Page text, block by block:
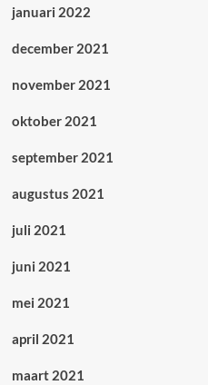
januari 2022
december 2021
november 2021
oktober 2021
september 2021
augustus 2021
juli 2021
juni 2021
mei 2021
april 2021
maart 2021